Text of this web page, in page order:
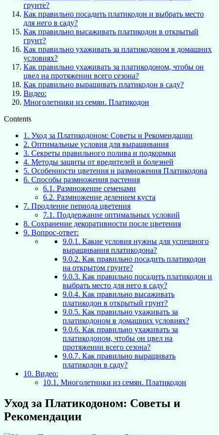
грунте?
Как правильно посадить платикодон и выбрать место
для него в саду?
Как правильно высаживать платикодон в открытый
грунт?
Как правильно ухаживать за платикодоном в домашних
условиях?
Как правильно ухаживать за платикодоном, чтобы он
цвел на протяжении всего сезона?
Как правильно выращивать платикодон в саду?
Видео:
Многолетники из семян. Платикодон
Contents
1. Уход за Платикодоном: Советы и Рекомендации
2. Оптимальные условия для выращивания
3. Секреты правильного полива и подкормки
4. Методы защиты от вредителей и болезней
5. Особенности цветения и размножения Платикодона
6. Способы размножения растения
6.1. Размножение семенами
6.2. Размножение делением куста
7. Продление периода цветения
7.1. Поддержание оптимальных условий
8. Сохранение декоративности после цветения
9. Вопрос-ответ:
9.0.1. Какие условия нужны для успешного
выращивания платикодона?
9.0.2. Как правильно посадить платикодон
на открытом грунте?
9.0.3. Как правильно посадить платикодон и
выбрать место для него в саду?
9.0.4. Как правильно высаживать
платикодон в открытый грунт?
9.0.5. Как правильно ухаживать за
платикодоном в домашних условиях?
9.0.6. Как правильно ухаживать за
платикодоном, чтобы он цвел на
протяжении всего сезона?
9.0.7. Как правильно выращивать
платикодон в саду?
10. Видео:
10.1. Многолетники из семян. Платикодон
Уход за Платикодоном: Советы и
Рекомендации